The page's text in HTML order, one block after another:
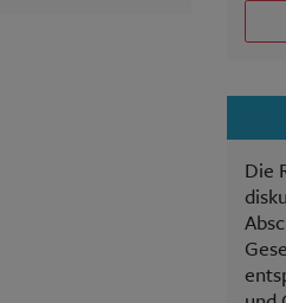
Die